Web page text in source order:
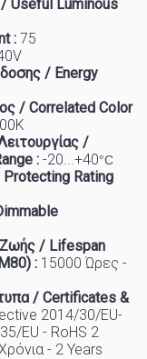
Useful Luminous
: 75
V
/ Energy
/ Correlated Color
/
: -20...+40°C
Rating
Ζωής / Lifespan
: 1 5000 Ώρες -
/ Certificates &
2014/30/EU-
EU - RoHS 2
- 2 Years